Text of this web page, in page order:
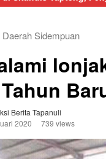
Daerah Sidempuan
Berita Tapanuli
2020
739 views